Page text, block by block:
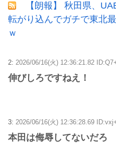
【朗報】 秋田県、
転がり込んでガチで東北
ｗ
2: 2026/06/16(火) 12:36:21.82
伸びしろですねえ！
3: 2026/06/16(火) 12:36:28.69
本田は侮辱してないだろ